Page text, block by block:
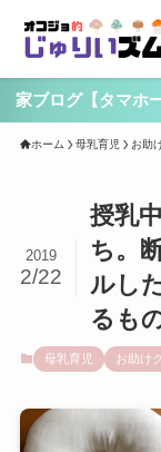
家ブログ【タマホ
ホーム 母乳育児 お助
授乳
ち。
ルし
るも
2019
2/22
母乳育児 お助け